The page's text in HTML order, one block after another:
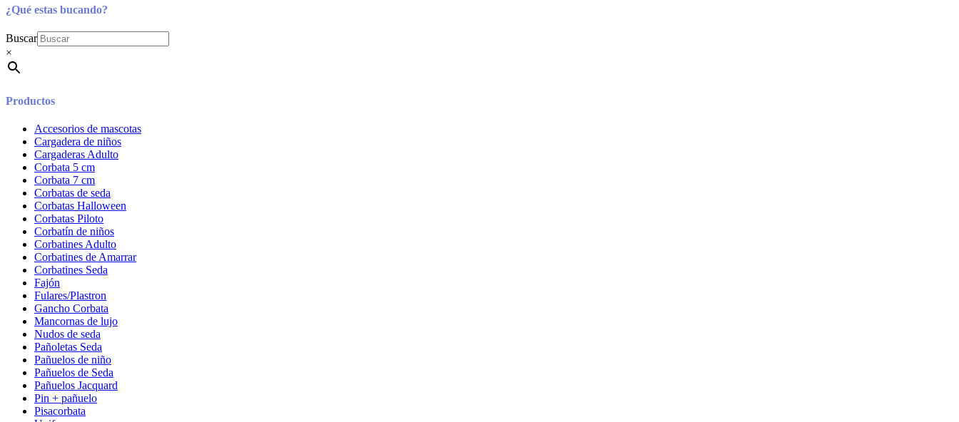
¿Qué estas bucando?
Buscar
×
Productos
Accesorios de mascotas
Cargadera de niños
Cargaderas Adulto
Corbata 5 cm
Corbata 7 cm
Corbatas de seda
Corbatas Halloween
Corbatas Piloto
Corbatín de niños
Corbatines Adulto
Corbatines de Amarrar
Corbatines Seda
Fajón
Fulares/Plastron
Gancho Corbata
Mancornas de lujo
Nudos de seda
Pañoletas Seda
Pañuelos de niño
Pañuelos de Seda
Pañuelos Jacquard
Pin + pañuelo
Pisacorbata